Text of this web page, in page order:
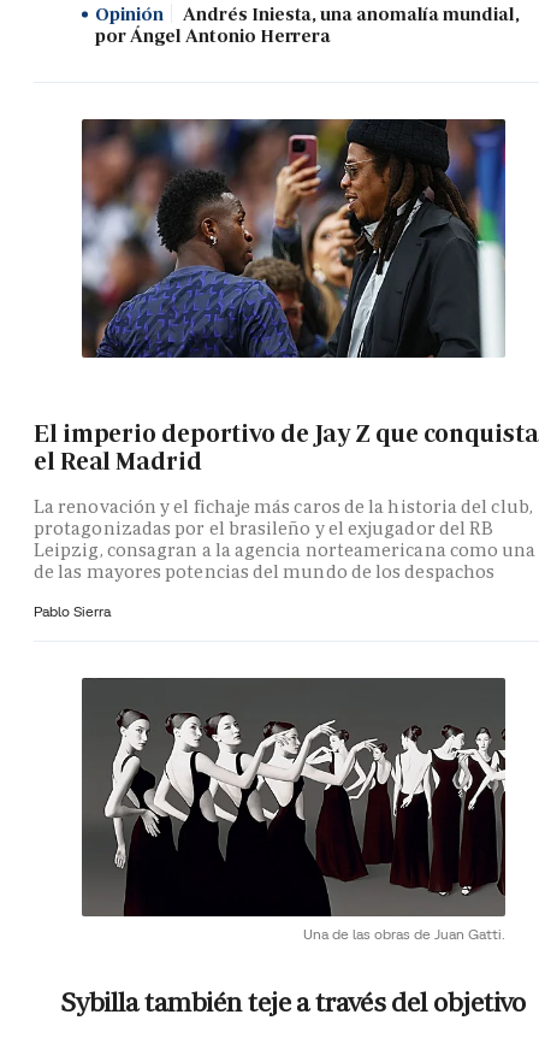
Opinión
Andrés Iniesta, una anomalía mundial,
por Ángel Antonio Herrera
El imperio deportivo de Jay Z que conquista
el Real Madrid
La renovación y el fichaje más caros de la historia del club,
protagonizadas por el brasileño y el exjugador del RB
Leipzig, consagran a la agencia norteamericana como una
de las mayores potencias del mundo de los despachos
Pablo Sierra
Una de las obras de Juan Gatti.
Sybilla también teje a través del objetivo